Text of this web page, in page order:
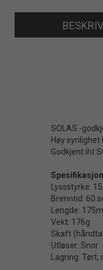
SOLAS -
Høy
Godkjent iht
Lyssstyrke:
Brenntid: 60
Lengde:
Vekt: 176g
Skaft
Utløser: Snor
Lagring: